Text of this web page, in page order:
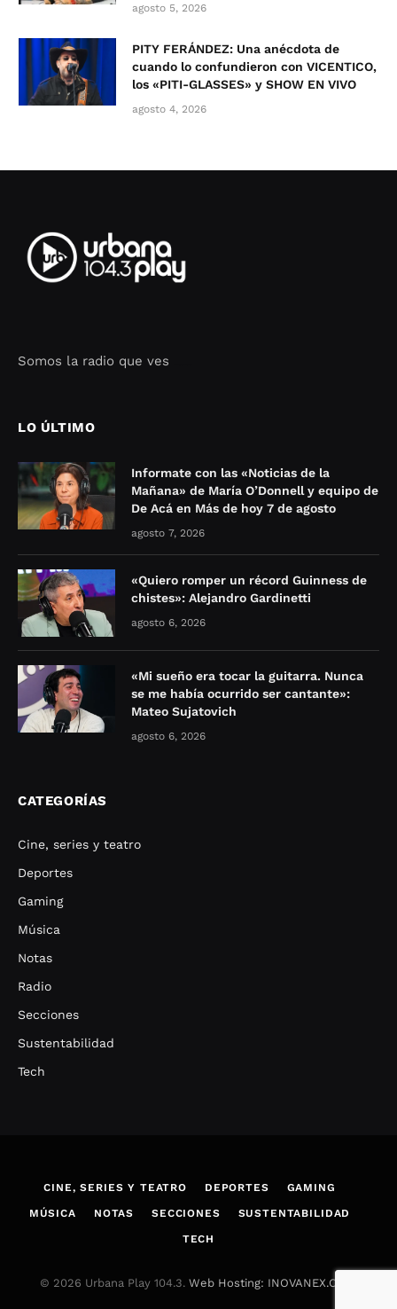
agosto 5, 2026
PITY FERÁNDEZ: Una anécdota de
cuando lo confundieron con VICENTICO,
los «PITI-GLASSES» y SHOW EN VIVO
agosto 4, 2026
Somos la radio que ves
LO ÚLTIMO
Informate con las «Noticias de la
Mañana» de María O’Donnell y equipo de
De Acá en Más de hoy 7 de agosto
agosto 7, 2026
«Quiero romper un récord Guinness de
chistes»: Alejandro Gardinetti
agosto 6, 2026
«Mi sueño era tocar la guitarra. Nunca
se me había ocurrido ser cantante»:
Mateo Sujatovich
agosto 6, 2026
CATEGORÍAS
Cine, series y teatro
Deportes
Gaming
Música
Notas
Radio
Secciones
Sustentabilidad
Tech
CINE, SERIES Y TEATRO DEPORTES GAMING
MÚSICA NOTAS SECCIONES SUSTENTABILIDAD
TECH
© 2026 Urbana Play 104.3. Web Hosting: INOVANEX.COM